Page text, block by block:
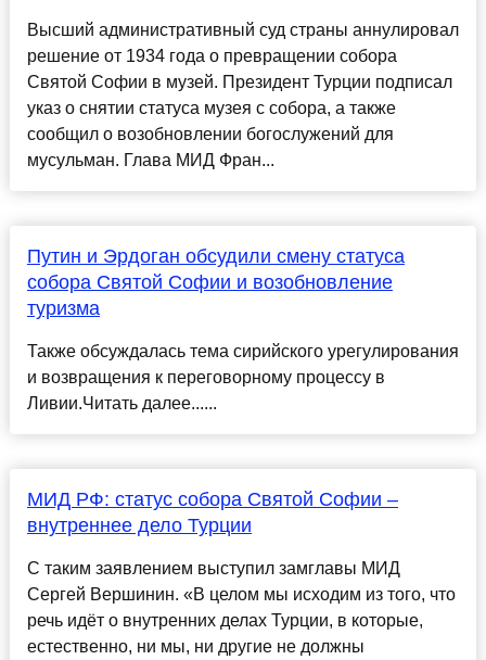
Высший административный суд страны аннулировал
решение от 1934 года о превращении собора
Святой Софии в музей. Президент Турции подписал
указ о снятии статуса музея с собора, а также
сообщил о возобновлении богослужений для
мусульман. Глава МИД Фран...
Путин и Эрдоган обсудили смену статуса
собора Святой Софии и возобновление
туризма
Также обсуждалась тема сирийского урегулирования
и возвращения к переговорному процессу в
Ливии.Читать далее......
МИД РФ: статус собора Святой Софии –
внутреннее дело Турции
С таким заявлением выступил замглавы МИД
Сергей Вершинин. «В целом мы исходим из того, что
речь идёт о внутренних делах Турции, в которые,
естественно, ни мы, ни другие не должны